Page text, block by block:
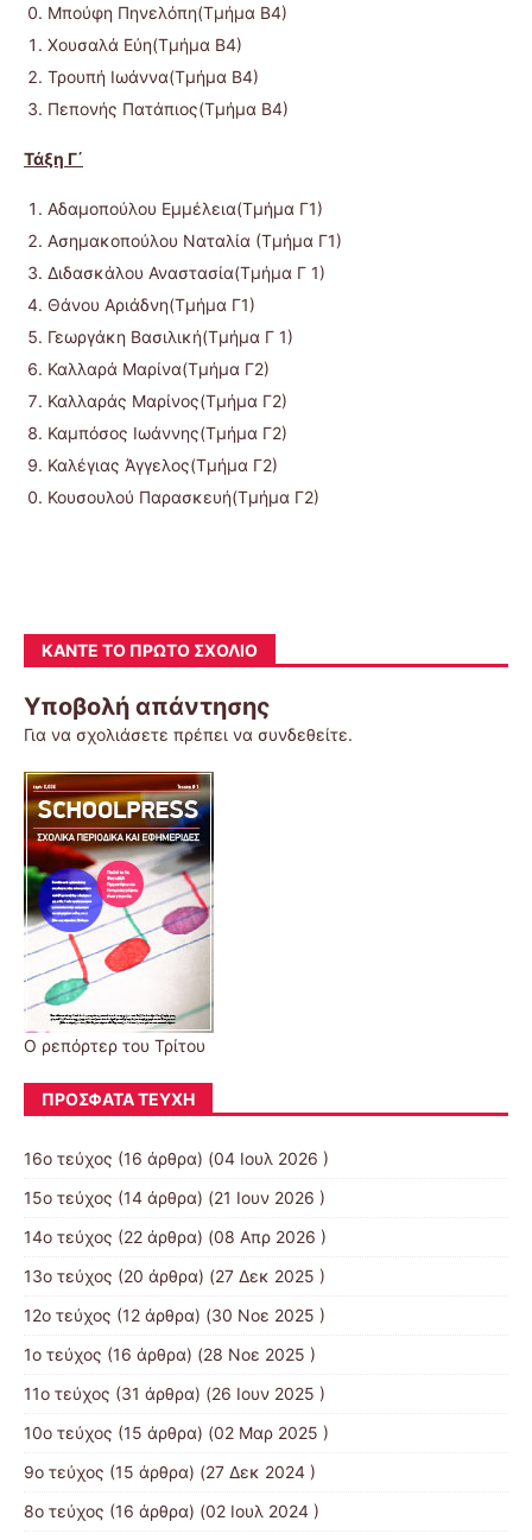
Μπούφη Πηνελόπη(Τμήμα Β4)
Χουσαλά Εύη(Τμήμα Β4)
Τρουπή Ιωάννα(Τμήμα Β4)
Πεπονής Πατάπιος(Τμήμα Β4)
Τάξη Γ΄
Αδαμοπούλου Εμμέλεια(Τμήμα Γ1)
Ασημακοπούλου Ναταλία (Τμήμα Γ1)
Διδασκάλου Αναστασία(Τμήμα Γ 1)
Θάνου Αριάδνη(Τμήμα Γ1)
Γεωργάκη Βασιλική(Τμήμα Γ 1)
Καλλαρά Μαρίνα(Τμήμα Γ2)
Καλλαράς Μαρίνος(Τμήμα Γ2)
Καμπόσος Ιωάννης(Τμήμα Γ2)
Καλέγιας Άγγελος(Τμήμα Γ2)
Κουσουλού Παρασκευή(Τμήμα Γ2)
ΚΆΝΤΕ ΤΟ ΠΡΏΤΟ ΣΧΌΛΙΟ
Υποβολή απάντησης
Για να σχολιάσετε πρέπει να συνδεθείτε.
Ο ρεπόρτερ του Τρίτου
ΠΡΌΣΦΑΤΑ ΤΕΎΧΗ
16ο τεύχος (16 άρθρα) (04 Ιουλ 2026 )
15ο τεύχος (14 άρθρα) (21 Ιουν 2026 )
14ο τεύχος (22 άρθρα) (08 Απρ 2026 )
13ο τεύχος (20 άρθρα) (27 Δεκ 2025 )
12ο τεύχος (12 άρθρα) (30 Νοε 2025 )
1ο τεύχος (16 άρθρα) (28 Νοε 2025 )
11ο τεύχος (31 άρθρα) (26 Ιουν 2025 )
10ο τεύχος (15 άρθρα) (02 Μαρ 2025 )
9ο τεύχος (15 άρθρα) (27 Δεκ 2024 )
8ο τεύχος (16 άρθρα) (02 Ιουλ 2024 )